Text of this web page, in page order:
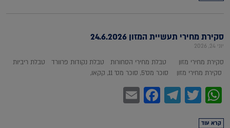
סקירת מחירי תעשיית המזון 24.6.2026
יוני 24, 2026
סקירת מחירי מזון טבלת מחירי הסחורות טבלת נקודות פרוורד טבלת ריביות
סקירת מחירי מזון סוכר מס'5, סוכר מס' 11, קקאו,
WhatsApp
Twitter
Telegram
Facebook
קרא עוד